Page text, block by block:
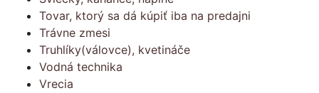
Tovar, ktorý sa dá kúpiť iba na predajni
Trávne zmesi
Truhlíky(válovce), kvetináče
Vodná technika
Vrecia